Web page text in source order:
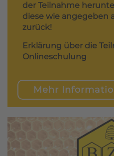
der Teilnahme
diese wie angegeben
zurück!
Erklärung über die
Onlineschulung
Mehr